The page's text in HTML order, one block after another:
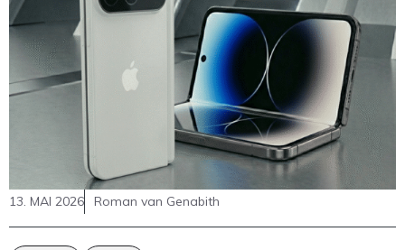
13. MAI 2026 Roman van Genabith